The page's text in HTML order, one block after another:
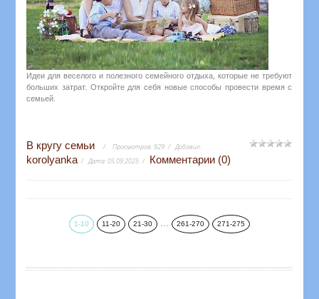
Идеи для веселого и полезного семейного отдыха, которые не требуют
больших затрат. Откройте для себя новые способы провести время с
семьей.
В кругу семьи Просмотров:929 Добавил:
korolyanka Дата:05.09.2025 Комментарии (0)
1-10 11-20 21-30 ... 261-270 271-275